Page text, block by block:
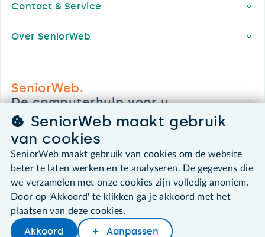
Contact & Service
Over SeniorWeb
SeniorWeb.
De computerhulp voor u.
030 - 276 99 65
leden@seniorweb.nl
©2026 SeniorWeb
Algemene voorwaarden
SeniorWeb maakt gebruik
van cookies
SeniorWeb maakt gebruik van cookies om de website
beter te laten werken en te analyseren. De gegevens die
we verzamelen met onze cookies zijn volledig anoniem.
Door op 'Akkoord' te klikken ga je akkoord met het
plaatsen van deze cookies.
Akkoord Aanpassen